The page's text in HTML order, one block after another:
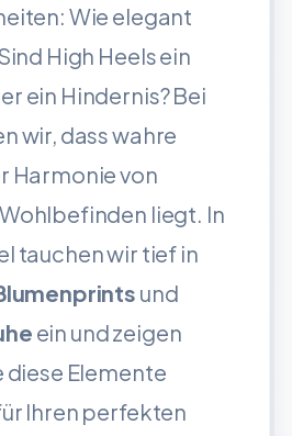
Wie elegant
High Heels ein
ein Hindernis? Bei
wir, dass wahre
Harmonie von
liegt. In
tauchen wir tief in
und
ein und zeigen
diese Elemente
Ihren perfekten